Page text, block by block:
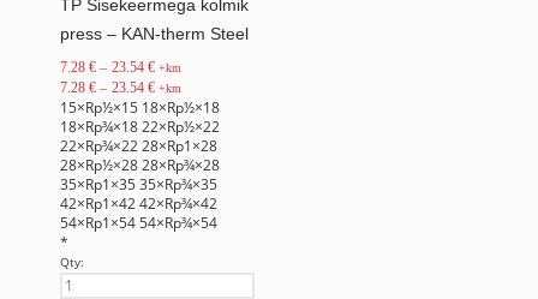
TP Sisekeermega kolmik
press – KAN-therm Steel
7.28€ – 23.54 € +km
7.28€ – 23.54 € +km
15×Rp½×15 18×Rp½×18
18×Rp¾×1822×Rp½×22
22×Rp¾×2228×Rp1×28
28×Rp½×2828×Rp¾×28
35×Rp1×3535×Rp¾×35
42×Rp1×4242×Rp¾×42
54×Rp1×5454×Rp¾×54
*
Qty: